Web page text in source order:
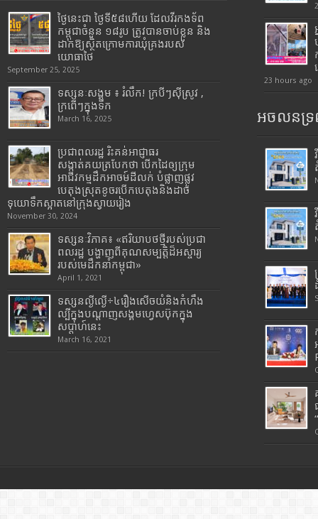
ថ្ងៃនេះជា ថ្ងៃទី៥៨ហើយ ដែលវីរកងទ័ព
កម្ពុជាចំនួន ១៨រូប ត្រូវបានចាប់ខ្លួន និង
ដាក់ឱ្យស្ថិតក្រោមការឃុំគ្រងរបស់
យោធាថៃ
September 25, 2025
ទស្សនៈសង្គម ៖ រំលឹក! ក្របីៗស៊ីស្រូវ ,
ក្រពើៗក្នុងទឹក
March 16, 2025
ប្រជាពលរដ្ឋ រិះគន់អាជ្ញាធរ
សង្កាត់គយត្របែកថា បើកដៃឲ្យក្រុម
អាជីវកម្មដឹកអាចម៍ដីលក់ បំផ្លាញផ្លូវ
បេតុងស្រុតខូចរបើកបេតុងនិងដាច់
ទុយោទឹកស្អាតនៅក្រុងស្វាយរៀង
November 30, 2024
ទស្សនៈវិភាគ៖ «ឥរិយាបថថ្មីរបស់ប្រជា
ពលរដ្ឋ បង្ហាញពីគុណសម្បត្តិដ៏អស្ចារ្យ
របស់មេដឹកនាំកម្ពុជា»
April 1, 2021
ទស្សនល្ងីល្ងើ÷៤រឿងសើចយំនិងកំហឹង
ល្បីក្នុងបណ្តាញសង្គមហ្វេសប៊ុកក្នុង
សប្តាហ៍នេះ
March 16, 2021
23 hours ago
អចលនទ្រ